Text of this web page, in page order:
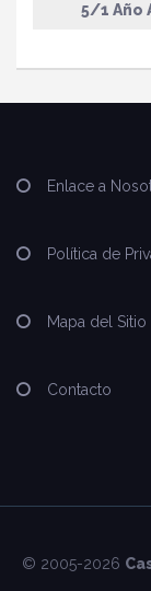
5/1 Año
Enlace a
Política de
Mapa del Sitio
Contacto
© 2005-2026